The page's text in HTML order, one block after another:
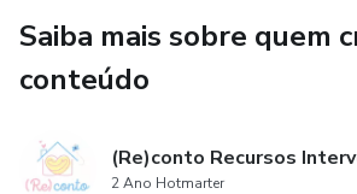
Saiba mais sobre quem
conteúdo
(Re)conto Recursos
2 Ano Hotmarter